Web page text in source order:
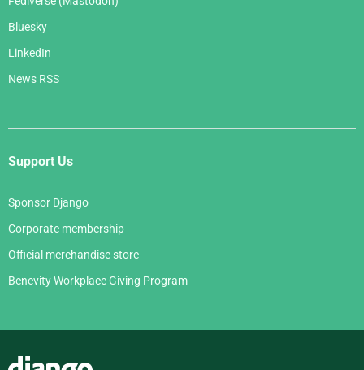
Bluesky
LinkedIn
News RSS
Support Us
Sponsor Django
Corporate membership
Official merchandise store
Benevity Workplace Giving Program